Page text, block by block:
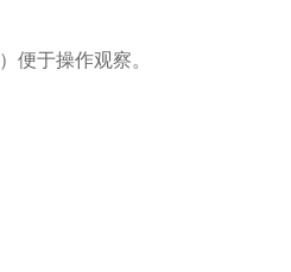
）便于操作观察。